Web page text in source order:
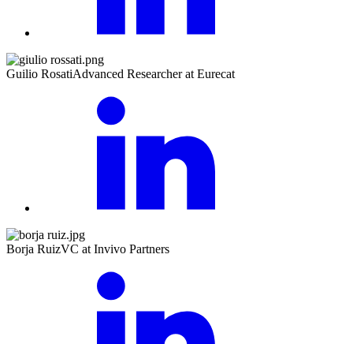
Guilio RosatiAdvanced Researcher at Eurecat
Borja RuizVC at Invivo Partners